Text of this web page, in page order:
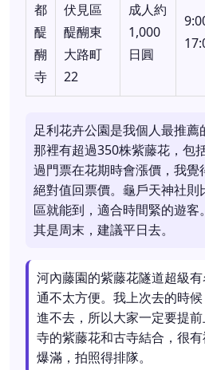
都
醍
醐
寺
伏見區
醍醐東
大路町
22
成人約
1,000
日圓
足利花卉公園是我個人最推薦
那裡有超過350株紫藤花，包
過門票在花期時會漲價，我覺
絕對值回票價。龜戶天神社則
區就能到，適合時間緊的遊
其是周末，建議平日去。
河內藤園的紫藤花隧道超級
通不太方便。我上次去的時
進不去，所以大家一定要提
寺的紫藤花和古寺結合，很
爆滿，拍照得排隊。